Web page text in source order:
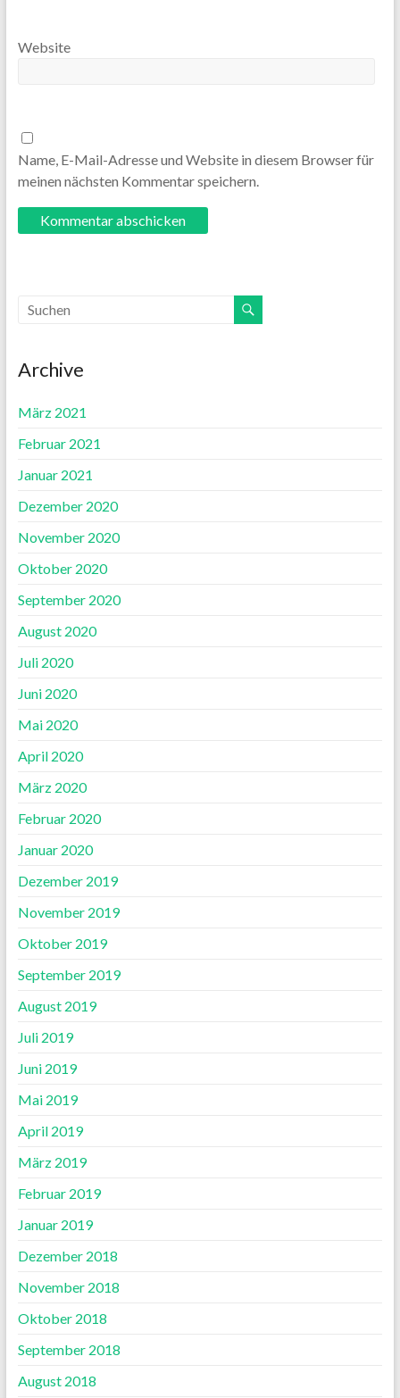
Website
Name, E-Mail-Adresse und Website in diesem Browser für
meinen nächsten Kommentar speichern.
Archive
März 2021
Februar 2021
Januar 2021
Dezember 2020
November 2020
Oktober 2020
September 2020
August 2020
Juli 2020
Juni 2020
Mai 2020
April 2020
März 2020
Februar 2020
Januar 2020
Dezember 2019
November 2019
Oktober 2019
September 2019
August 2019
Juli 2019
Juni 2019
Mai 2019
April 2019
März 2019
Februar 2019
Januar 2019
Dezember 2018
November 2018
Oktober 2018
September 2018
August 2018